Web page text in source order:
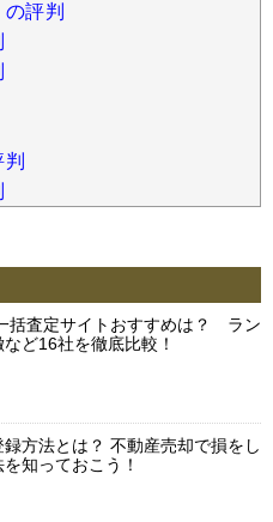
評判
括査定サイトおすすめは？ ラン
ど16社を徹底比較！
方法とは？ 不動産売却で損をし
知っておこう！